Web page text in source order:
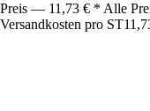
Preis — 11,73 € * Alle
Versandkosten pro ST